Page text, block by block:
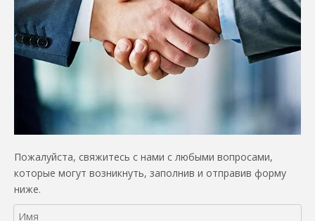
Пожалуйста, свяжитесь с нами с любыми вопросами,
которые могут возникнуть, заполнив и отправив форму
ниже.